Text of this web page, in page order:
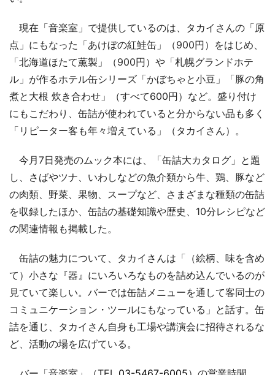
現在「音楽室」で提供しているのは、タカイさんの「原
点」にもなった「あけぼの紅鮭缶」（900円）をはじめ、
「北海道ほたて薫製」（900円）や「札幌グランドホテ
ル」が作るホテル缶シリーズ「かぼちゃと小豆」「豚の角
煮と大根 炊き合わせ」（すべて600円）など。盛り付け
にもこだわり、缶詰が使われていると分からない品も多く
「リピーター客も年々増えている」（タカイさん）。
今月7日発売のムック本には、「缶詰大カタログ」と題
し、さばやツナ、いわしなどの魚介類から牛、鶏、豚など
の肉類、野菜、果物、スープなど、さまざまな種類の缶詰
を収録したほか、缶詰の基礎知識や歴史、10分レシピなど
の関連情報も掲載した。
缶詰の魅力について、タカイさんは「（絵柄、味を含め
て）小さな『器』にいろいろなものを詰め込んでいるのが
見ていて楽しい。バーでは缶詰メニューを通して客同士の
コミュニケーション・ツールにもなっている」と話す。缶
詰を通じ、タカイさん自身も工場や講演会に招待されるな
ど、活動の場を広げている。